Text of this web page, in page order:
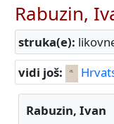
Rabuzin,
struka(e):
vidi još:
Rabuzin, Ivan